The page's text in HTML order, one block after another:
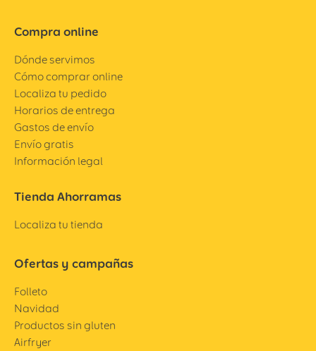
Compra online
Dónde servimos
Cómo comprar online
Localiza tu pedido
Horarios de entrega
Gastos de envío
Envío gratis
Información legal
Tienda Ahorramas
Localiza tu tienda
Ofertas y campañas
Folleto
Navidad
Productos sin gluten
Airfryer